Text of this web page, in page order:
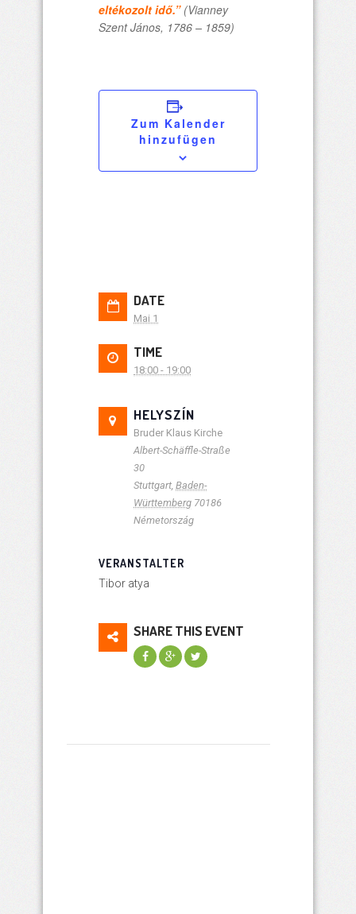
eltékozolt idő.” (Vianney
Szent János, 1786 – 1859)
Zum Kalender
hinzufügen
DATE
Mai 1
TIME
18:00 - 19:00
HELYSZÍN
Bruder Klaus Kirche
Albert-Schäffle-Straße
30
Stuttgart, Baden-
Württemberg 70186
Németország
VERANSTALTER
Tibor atya
SHARE THIS EVENT